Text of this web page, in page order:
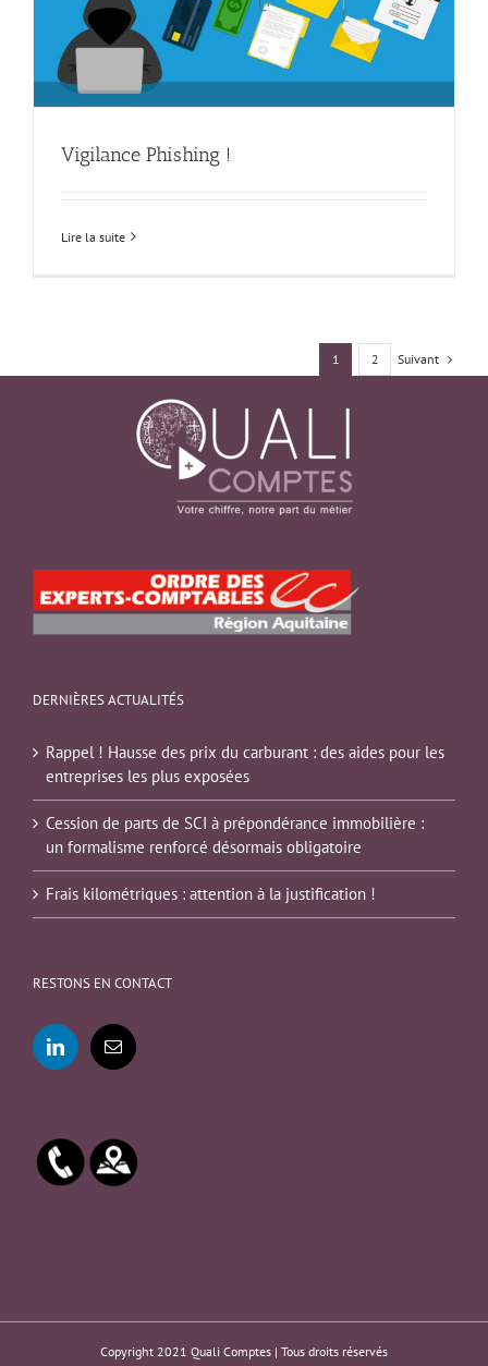
Vigilance Phishing !
Lire la suite
1 2 Suivant
DERNIÈRES ACTUALITÉS
Rappel ! Hausse des prix du carburant : des aides pour les
entreprises les plus exposées
Cession de parts de SCI à prépondérance immobilière :
un formalisme renforcé désormais obligatoire
Frais kilométriques : attention à la justification !
RESTONS EN CONTACT
Copyright 2021 Quali Comptes | Tous droits réservés